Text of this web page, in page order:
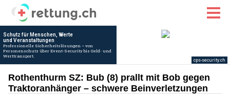
Rothenthurm SZ: Bub (8) prallt mit Bob gegen
Traktoranhänger – schwere Beinverletzungen